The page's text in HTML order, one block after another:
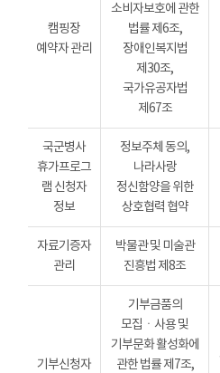
캠핑장
예약자 관리
소비자보호에 관한
법률 제6조,
장애인복지법
제30조,
국가유공자법
제67조
국군병사
휴가프로그
램 신청자
정보
정보주체 동의,
나라사랑
정신함양을 위한
상호협력 협약
자료기증자
관리
박물관 및 미술관
진흥법 제8조
기부신청자
기부금품의
모집ㆍ사용 및
기부문화 활성화에
관한 법률 제7조,